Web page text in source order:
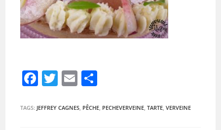
F
c
T
itt
E
ai ta
TAGS: JEFFREY CAGNES, PÊCHE, PECHEVERVEINE, TARTE, VERVEINE